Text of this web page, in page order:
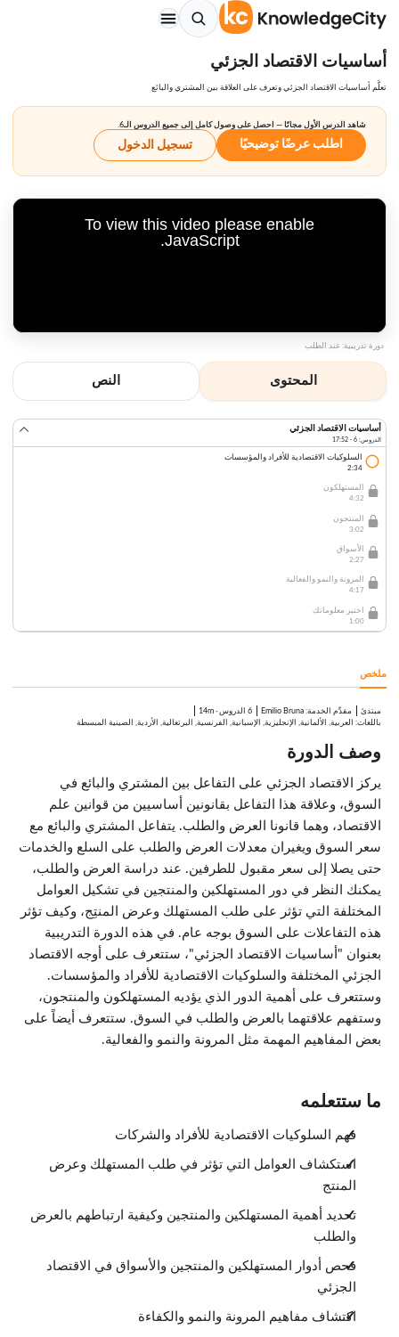
أساسيات الاقتصاد الجزئي
تعلَّم أساسيات الاقتصاد الجزئي وتعرف على العلاقة بين المشتري والبائع
شاهد الدرس الأول مجانًا — احصل على وصول كامل إلى جميع الدروس الـ6.
اطلب عرضًا توضيحيًا تسجيل الدخول
To view this video please enable
JavaScript.
دورة تدريبية: عند الطلب
المحتوى النص
أساسيات الاقتصاد الجزئي
الدروس: 6 · 17:52
السلوكيات الاقتصادية للأفراد والمؤسسات
2:34
المستهلكون
4:32
المنتجون
3:02
الأسواق
2:27
المرونة والنمو والفعالية
4:17
اختبر معلوماتك
1:00
ملخص
مبتدئ مقدِّم الخدمة:
Emilio Bruna 6 الدروس ·
14m
باللغات: العربية, الألمانية, الإنجليزية, الإسبانية, الفرنسية, البرتغالية, الأردية, الصينية المبسطة
وصف الدورة
يركز الاقتصاد الجزئي على التفاعل بين المشتري والبائع في
السوق، وعلاقة هذا التفاعل بقانونين أساسيين من قوانين علم
الاقتصاد، وهما قانونا العرض والطلب. يتفاعل المشتري والبائع مع
سعر السوق ويغيران معدلات العرض والطلب على السلع والخدمات
حتى يصلا إلى سعر مقبول للطرفين. عند دراسة العرض والطلب،
يمكنك النظر في دور المستهلكين والمنتجين في تشكيل العوامل
المختلفة التي تؤثر على طلب المستهلك وعرض المنتِج، وكيف تؤثر
هذه التفاعلات على السوق بوجه عام. في هذه الدورة التدريبية
بعنوان "أساسيات الاقتصاد الجزئي"، ستتعرف على أوجه الاقتصاد
الجزئي المختلفة والسلوكيات الاقتصادية للأفراد والمؤسسات.
وستتعرف على أهمية الدور الذي يؤديه المستهلكون والمنتجون،
وستفهم علاقتهما بالعرض والطلب في السوق. ستتعرف أيضاً على
بعض المفاهيم المهمة مثل المرونة والنمو والفعالية.
ما ستتعلمه
فهم السلوكيات الاقتصادية للأفراد والشركات
استكشاف العوامل التي تؤثر في طلب المستهلك وعرض
المنتج
تحديد أهمية المستهلكين والمنتجين وكيفية ارتباطهم بالعرض
والطلب
فحص أدوار المستهلكين والمنتجين والأسواق في الاقتصاد
الجزئي
اكتشاف مفاهيم المرونة والنمو والكفاءة